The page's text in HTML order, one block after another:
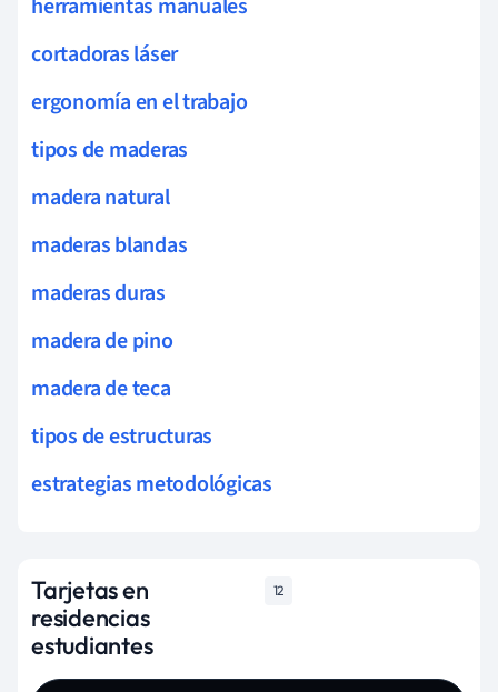
cortadoras láser
ergonomía en el trabajo
tipos de maderas
madera natural
maderas blandas
maderas duras
madera de pino
madera de teca
tipos de estructuras
estrategias metodológicas
Tarjetas en
residencias
estudiantes
12